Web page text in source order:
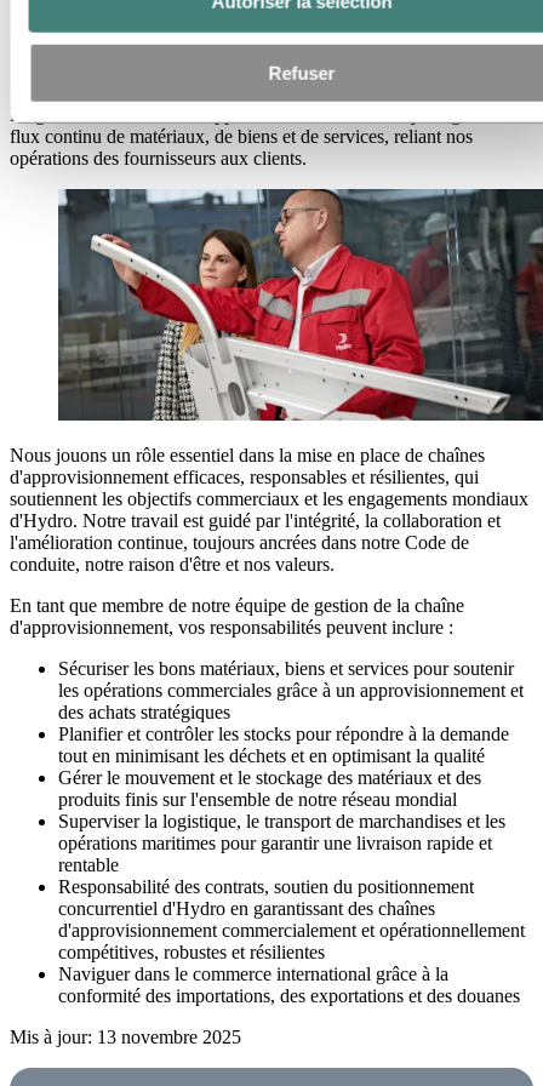
Refuser
Gestion de la chaîne d'approvisionnement
Gestion de la chaîne d'approvisionnement
La gestion de la chaîne d’approvisionnement chez Hydro garantit un
flux continu de matériaux, de biens et de services, reliant nos
opérations des fournisseurs aux clients.
Nous jouons un rôle essentiel dans la mise en place de chaînes
d'approvisionnement efficaces, responsables et résilientes, qui
soutiennent les objectifs commerciaux et les engagements mondiaux
d'Hydro. Notre travail est guidé par l'intégrité, la collaboration et
l'amélioration continue, toujours ancrées dans notre Code de
conduite, notre raison d'être et nos valeurs.
En tant que membre de notre équipe de gestion de la chaîne
d'approvisionnement, vos responsabilités peuvent inclure :
Sécuriser les bons matériaux, biens et services pour soutenir
les opérations commerciales grâce à un approvisionnement et
des achats stratégiques
Planifier et contrôler les stocks pour répondre à la demande
tout en minimisant les déchets et en optimisant la qualité
Gérer le mouvement et le stockage des matériaux et des
produits finis sur l'ensemble de notre réseau mondial
Superviser la logistique, le transport de marchandises et les
opérations maritimes pour garantir une livraison rapide et
rentable
Responsabilité des contrats, soutien du positionnement
concurrentiel d'Hydro en garantissant des chaînes
d'approvisionnement commercialement et opérationnellement
compétitives, robustes et résilientes
Naviguer dans le commerce international grâce à la
conformité des importations, des exportations et des douanes
Mis à jour: 13 novembre 2025